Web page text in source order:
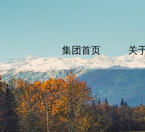
集团首页 关